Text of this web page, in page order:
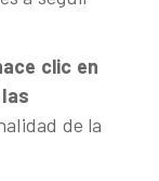
clic en
de la